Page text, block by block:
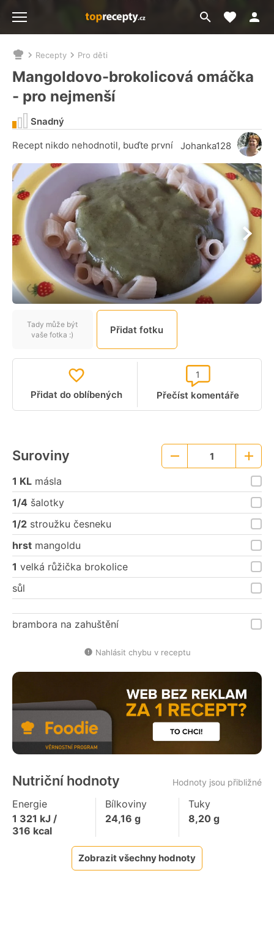
Přejít
na
Moje
Nacházíte
se
zde:
Recepty Pro děti
Mangoldovo-brokolicová omáčka
- pro nejmenší
Recept nikdo nehodnotil, buďte první Johanka128
Snadný
Tady může být
vaše fotka :)
Přidat fotku
Přidat do oblíbených Přečíst komentáře
1
Suroviny 1
Větší
porce
1 KL másla
1/4 šalotky
1/2 stroužku česneku
hrst mangoldu
1 velká růžička brokolice
sůl
brambora na zahuštění
Nahlásit chybu v receptu
Nutriční hodnoty Hodnoty jsou přibližné
Energie
1 321 kJ /
316 kcal
Bílkoviny
24,16 g
Tuky
8,20g
Zobrazit všechny hodnoty